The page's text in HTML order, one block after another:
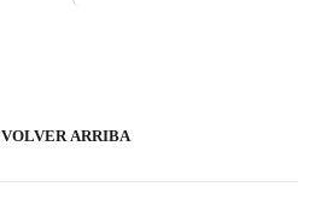
VOLVER ARRIBA